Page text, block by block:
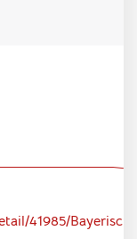
41985/